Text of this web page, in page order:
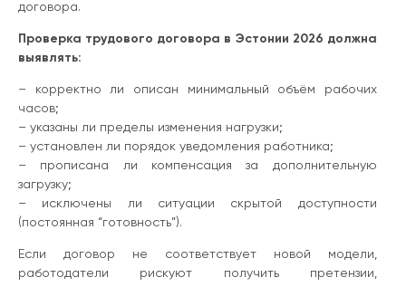
договора.
Проверка трудового договора в Эстонии 2026 должна
выявлять:
– корректно ли описан минимальный объём рабочих
часов;
– указаны ли пределы изменения нагрузки;
– установлен ли порядок уведомления работника;
– прописана ли компенсация за дополнительную
загрузку;
– исключены ли ситуации скрытой доступности
(постоянная “готовность”).
Если договор не соответствует новой модели,
работодатели рискуют получить претензии,